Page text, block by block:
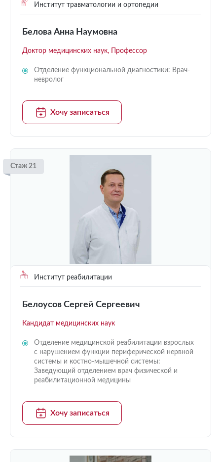
Институт травматологии и ортопедии
Белова Анна Наумовна
Доктор медицинских наук, Профессор
Отделение функциональной диагностики: Врач-
невролог
Хочу записаться
Стаж 21
Институт реабилитации
Белоусов Сергей Сергеевич
Кандидат медицинских наук
Отделение медицинской реабилитации взрослых
с нарушением функции периферической нервной
системы и костно-мышечной системы:
Заведующий отделением врач физической и
реабилитационной медицины
Хочу записаться